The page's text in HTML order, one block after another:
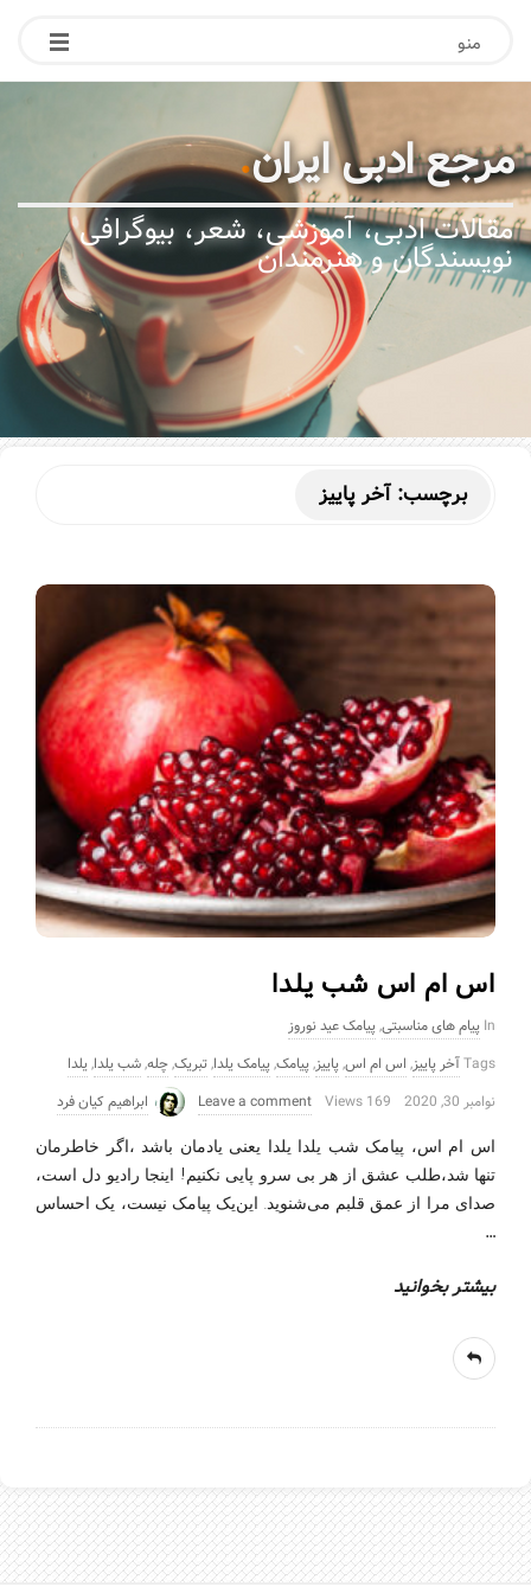
منو
مرجع ادبی ایران.
مقالات ادبی، آموزشی، شعر، بیوگرافی
نویسندگان و هنرمندان
برچسب:آخر پاییز
اس ام اس شب یلدا
In پیام های مناسبتی,پیامک عید نوروز
Tagsآخر پاییز, اس ام اس,پاییز,پیامک,پیامک یلدا,تبریک,چله,شب یلدا,یلدا
نوامبر 30, 2020
169 Views
Leave a comment ابراهیم کیان فرد
اس ام اس، پیامک شب یلدا یلدا یعنی یادمان باشد ،اگر خاطرمان
تنها شد،طلب عشق از هر بی سرو پایی نکنیم! اینجا رادیو دل است،
صدای مرا از عمق قلبم می‌شنوید. این‌یک پیامک نیست، یک احساس
…
بیشتر بخوانید